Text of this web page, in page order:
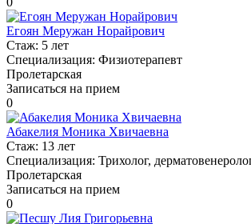
Егоян Меружан Норайрович
Стаж: 5 лет
Специализация: Физиотерапевт
Пролетарская
Записаться на прием
0
Абакелия Моника Хвичаевна
Стаж: 13 лет
Специализация: Трихолог,
Пролетарская
Записаться на прием
0